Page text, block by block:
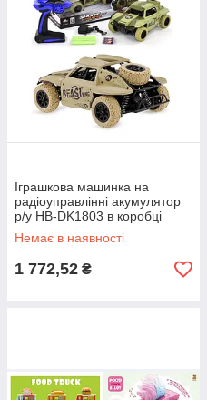
Іграшкова машинка на
радіоуправлінні акумулятор
р/у HB-DK1803 в коробці
Немає в наявності
1 772,52 ₴